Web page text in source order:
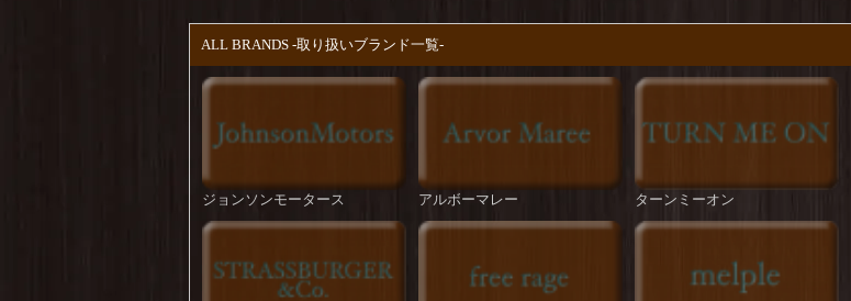
ALL BRANDS -取り扱いブランド一覧-
ジョンソンモータース アルボーマレー ターンミーオン